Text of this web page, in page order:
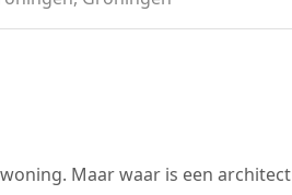
Maar waar is een architect